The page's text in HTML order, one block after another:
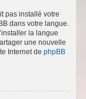
pas installé votre
dans votre langue.
la langue
une nouvelle
Internet de phpBB